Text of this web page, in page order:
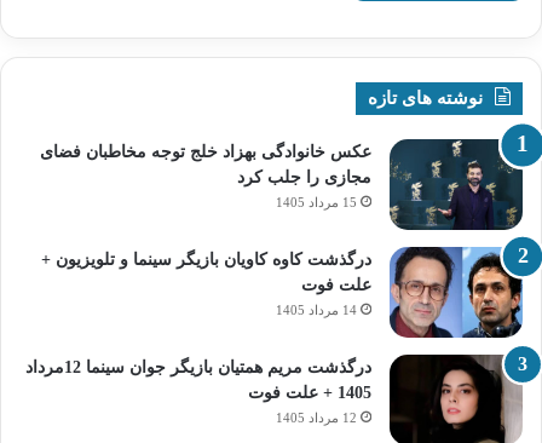
نوشته های تازه
عکس خانوادگی بهزاد خلج توجه مخاطبان فضای
مجازی را جلب کرد
15 مرداد 1405
درگذشت کاوه کاویان بازیگر سینما و تلویزیون +
علت فوت
14 مرداد 1405
درگذشت مریم همتیان بازیگر جوان سینما 12مرداد
1405 + علت فوت
12 مرداد 1405